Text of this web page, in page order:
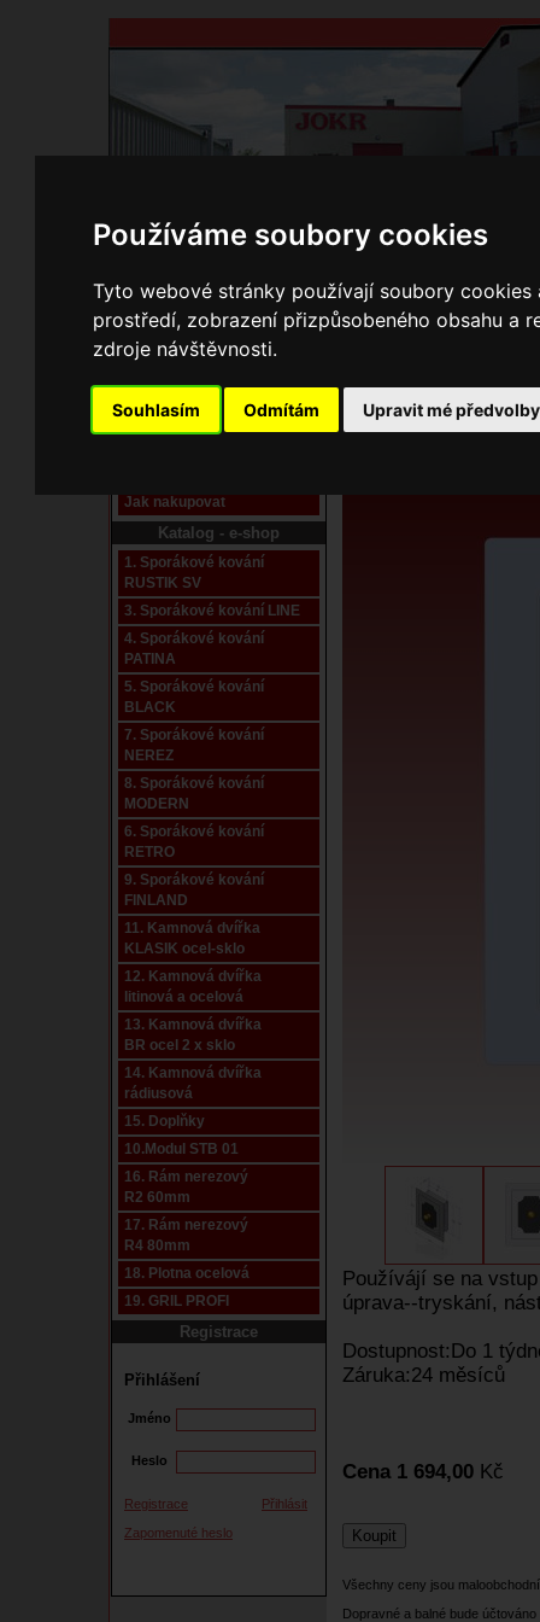
Používáme soubory cookies
Tyto webové stránky používají soubory
prostředí, zobrazení přizpůsobeného obsahu a
zdroje návštěvnosti.
Souhlasím Odmítám Upravit mé předvolby
Domů Kontakty Přihlášení Ke
Pracoviště laser
Nové pracoviště firmy
Jak nakupovat
Katalog - e-shop
1. Sporákové kování
RUSTIK SV
3. Sporákové kování LINE
4. Sporákové kování
PATINA
5. Sporákové kování
BLACK
7. Sporákové kování
NEREZ
8. Sporákové kování
MODERN
6. Sporákové kování
RETRO
9. Sporákové kování
FINLAND
11. Kamnová dvířka
KLASIK ocel-sklo
12. Kamnová dvířka
litinová a ocelová
13. Kamnová dvířka
BR ocel 2 x sklo
14. Kamnová dvířka
rádiusová
15. Doplňky
10.Modul STB 01
16. Rám nerezový
R2 60mm
17. Rám nerezový
R4 80mm
18. Plotna ocelová
19. GRIL PROFI
Registrace
Přihlášení
Jméno
Heslo
Registrace
Přihlásit
Zapomenuté heslo
E-shop JOKR
01050265
Používájí se na
úprava--tryskání,
Dostupnost:Do 1
Záruka:24 měsíců
Cena 1 694,00 Kč
Všechny ceny jsou
Dopravné a balné bude